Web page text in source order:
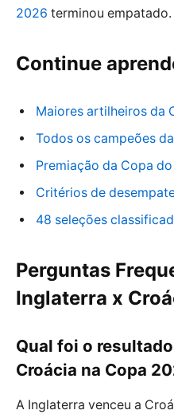
2026 terminou empatado.
Continue
Maiores artilheiros da
Todos os campeões
Premiação da Copa
Critérios de
48 seleções
Perguntas
Inglaterra x
Qual foi o
Croácia na Copa
A Inglaterra venceu a